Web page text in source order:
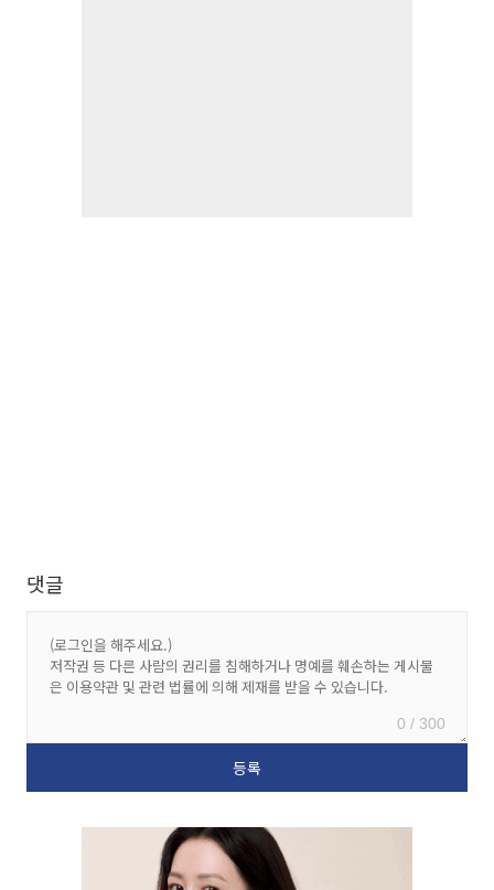
댓글
0 / 300